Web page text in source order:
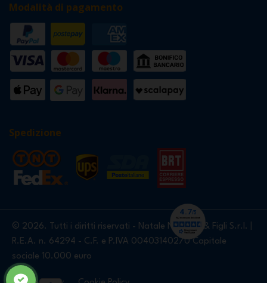
Modalità di pagamento
Spedizione
© 2026. Tutti i diritti riservati - Natale Nardello & Figli S.r.l. |
R.E.A. n. 64294 - C.F. e P.IVA 00403140270 Capitale
sociale 10.000 euro